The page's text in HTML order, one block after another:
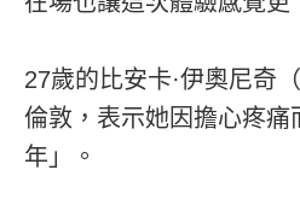
27歲的比安卡·伊奧尼奇
倫敦，表示她因擔心疼痛
年」。